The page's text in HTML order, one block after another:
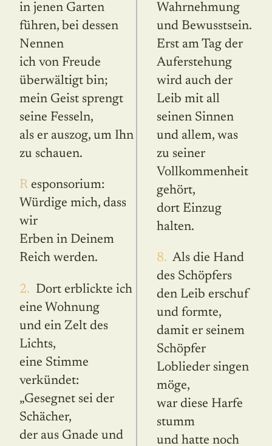
in jenen Garten
führen, bei dessen
Nennen
ich von Freude
überwältigt bin;
mein Geist sprengt
seine Fesseln,
als er auszog, um Ihn
zu schauen.
Responsorium:
Würdige mich, dass
wir
Erben in Deinem
Reich werden.
2. Dort erblickte ich
eine Wohnung
und ein Zelt des
Lichts,
eine Stimme
verkündet:
„Gesegnet sei der
Schächer,
der aus Gnade und
Wahrnehmung
und Bewusstsein.
Erst am Tag der
Auferstehung
wird auch der
Leib mit all
seinen Sinnen
und allem, was
zu seiner
Vollkommenheit
gehört,
dort Einzug
halten.
8. Als die Hand
des Schöpfers
den Leib erschuf
und formte,
damit er seinem
Schöpfer
Loblieder singen
möge,
war diese Harfe
stumm
und hatte noch